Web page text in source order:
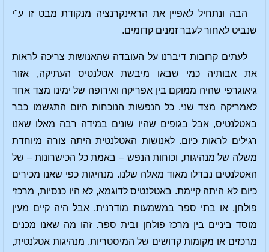
הבה ונתחיל לאפיין את הראינקרנציה מנקודת מבט זו ע"י
שנביט לאחור לעבר זמנים קדומים.
לעתים קרובות דיברנו על העובדה שהאנושות צריכה לראות
את אבותיה כמי שבאו מיבשת אטלנטיס העתיקה, אזור
גיאוגרפי שהיה ממוקם בין אפריקה ואירופה של ימינו מצד אחד
לאמריקה מצד שני. כל הנפשות הנוכחות היום התגשמו כבר
באטלנטיס, אבל בגופים שהיו שונים במידה רבה מאלו שאנו
רגילים לראות כיום. לאנושות האטלנטית היתה צורה מיוחדת
משלה של מנהיגות, וכוחות הנפש – באמת כל הכישרונות – של
האטלנטים נבדלו מאוד מאלה שלנו. מנהיגות כפי שאנו מכירים
כיום לא היתה קיימת. באטלנטיס לדוגמא, לא היו כנסיות, מרכזי
פולחן, או בתי ספר במשמעות מודרנית, אבל היה קיים מעין
מוסד ביניים בין מרכז פולחן ובית ספר. זהו מה שאנו מכנים
מרכזים או מקומות קדושים של המיסטריות. מנהיגות אטלנטית,